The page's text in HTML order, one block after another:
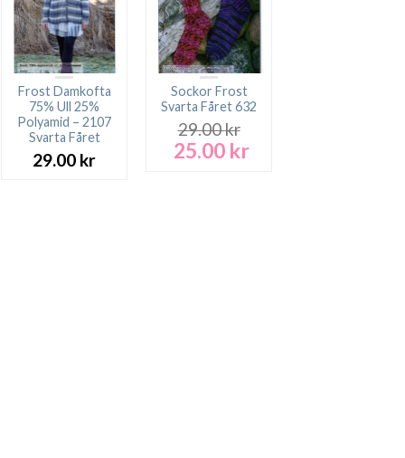
Frost Damkofta
75% Ull 25%
Polyamid – 2107
Svarta Fåret
29.00 kr
Sockor Frost
Svarta Fåret 632
29.00kr
Det
25.00 krDet